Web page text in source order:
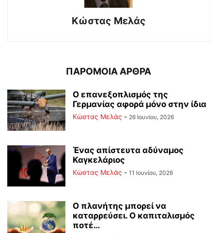
Κώστας Μελάς
ΠΑΡΟΜΟΙΑ ΑΡΘΡΑ
Ο επανεξοπλισμός της
Γερμανίας αφορά μόνο στην ίδια
Κώστας Μελάς - 26 Ιουνίου, 2026
Ένας απίστευτα αδύναμος
Καγκελάριος
Κώστας Μελάς - 11 Ιουνίου, 2026
Ο πλανήτης μπορεί να
καταρρεύσει. Ο καπιταλισμός
ποτέ…